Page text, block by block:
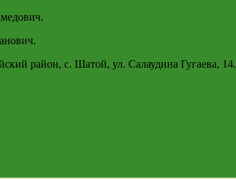
район, с. Шатой, ул. Салаудина Гугаева, 14.